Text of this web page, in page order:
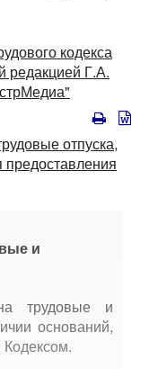
кодекса
редакцией Г.А.
отпуска,
предоставления
и
трудовые и
оснований,